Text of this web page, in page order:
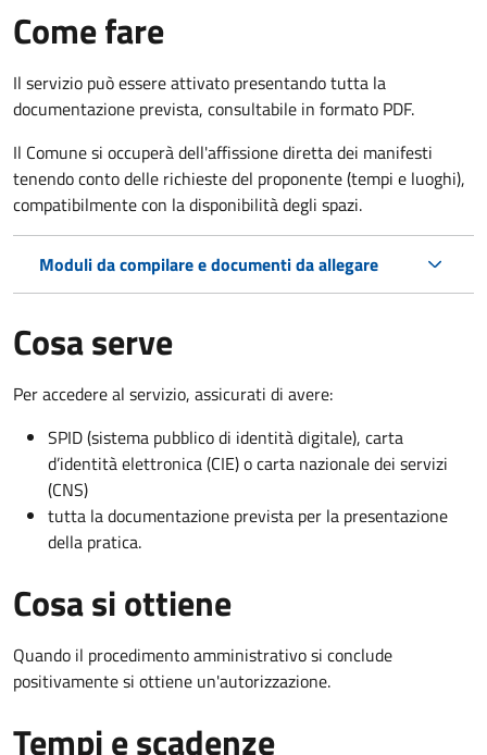
Come fare
Il servizio può essere attivato presentando tutta la
documentazione prevista, consultabile in formato PDF.
Il Comune si occuperà dell'affissione diretta dei manifesti
tenendo conto delle richieste del proponente (tempi e luoghi),
compatibilmente con la disponibilità degli spazi.
Moduli da compilare e documenti da allegare
Cosa serve
Per accedere al servizio, assicurati di avere:
SPID (sistema pubblico di identità digitale), carta
d’identità elettronica (CIE) o carta nazionale dei servizi
(CNS)
tutta la documentazione prevista per la presentazione
della pratica.
Cosa si ottiene
Quando il procedimento amministrativo si conclude
positivamente si ottiene un'autorizzazione.
Tempi e scadenze